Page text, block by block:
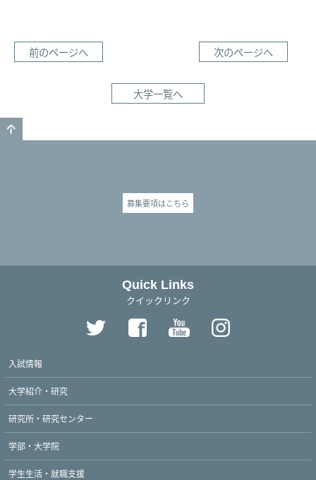
前のページへ 次のページへ
大学一覧へ
募集要項はこちら
Quick Links
クイックリンク
入試情報
大学紹介・研究
研究所・研究センター
学部・大学院
学生生活・就職支援